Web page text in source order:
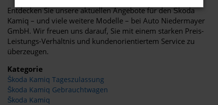
Entdecken Sie unsere aktuellen Angebote für den Škoda
Kamiq – und viele weitere Modelle – bei Auto Niedermayer
GmbH. Wir freuen uns darauf, Sie mit einem starken Preis-
Leistungs-Verhältnis und kundenorientiertem Service zu
überzeugen.
Kategorie
Škoda Kamiq Tageszulassung
Škoda Kamiq Gebrauchtwagen
Škoda Kamiq